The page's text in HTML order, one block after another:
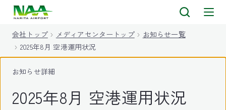
会社トップ メディアセンタートップ
お知らせ一覧
2025年8月 空港運用状況
お知らせ詳細
2025年8月 空港運用状況